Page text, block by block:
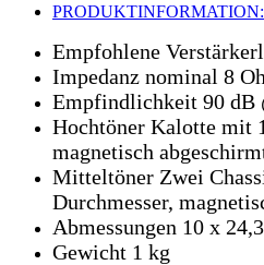
PRODUKTINFORMATION:
Empfohlene
Impedanz nominal 8
Empfindlichkeit 90 dB
Hochtöner Kalotte mit
magnetisch
Mitteltöner Zwei
Durchmesser,
Abmessungen 10 x
Gewicht 1 kg